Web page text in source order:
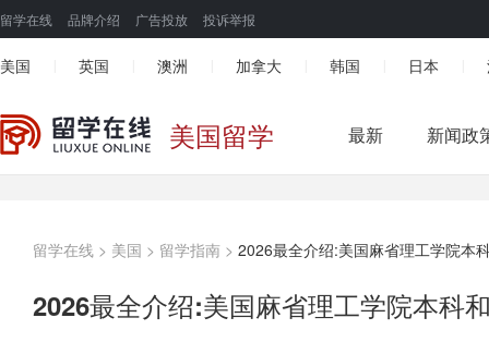
留学在线 品牌介绍 广告投放 投诉举报
美国 英国 澳洲 加拿大 韩国 日本
美国留学 最新 新闻政
留学在线 > 美国 > 留学指南 > 2026最全介绍:美国麻省理工学院本
2026最全介绍:美国麻省理工学院本科